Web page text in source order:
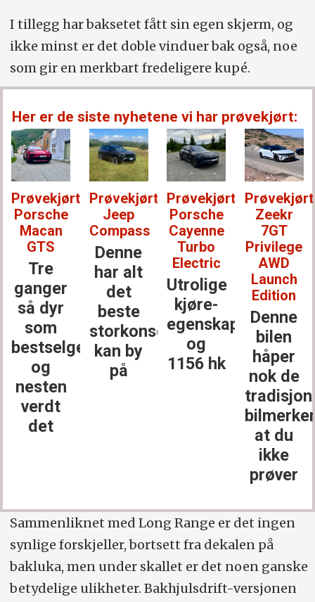
I tillegg har baksetet fått sin egen skjerm, og
ikke minst er det doble vinduer bak også, noe
som gir en merkbart fredeligere kupé.
Her er de siste nyhetene vi har prøvekjørt:
Prøvekjørt:
Jeep
Compass
Denne
har alt
det
beste
storkonsernet
kan by
på
Prøvekjørt:
Porsche
Cayenne
Turbo
Electric
Utrolige
kjøre­
egenskaper
og
1156 hk
Prøvekjørt:
Zeekr
7GT
Privilege
AWD
Launch
Edition
Denne
bilen
håper
nok de
tradisjonelle
bilmerkene
Lexus
RZ 550e
En uke
med
dette,
og du
vil
kanskje
ikke ha
noe
annet
Sammenliknet med Long Range er det ingen
synlige forskjeller, bortsett fra dekalen på
bakluka, men under skallet er det noen ganske
betydelige ulikheter. Bakhjulsdrift-versjonen